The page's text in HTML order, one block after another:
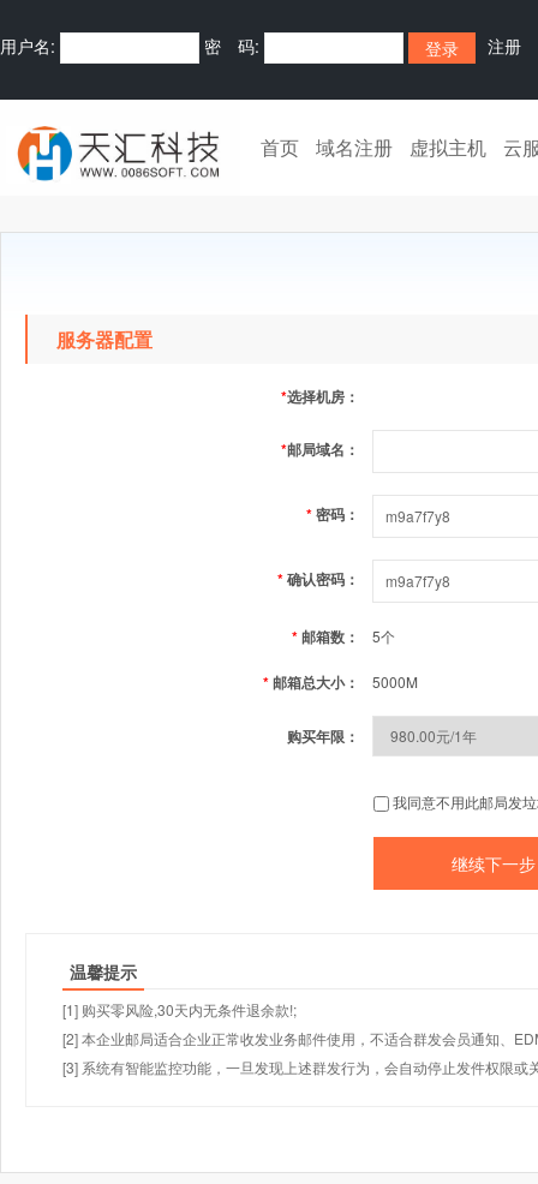
用户名: 密 码: 注册
首页 域名注册 虚拟主机 云
服务器配置
*选择机房：
*邮局域名：
*密码：
*确认密码：
*邮箱数： 5个
*邮箱总大小： 5000M
购买年限：
我同意不用此邮局发
温馨提示
[1] 购买零风险,30天内无条件退余款!;
[2] 本企业邮局适合企业正常收发业务邮件使用，不适合群发会员通知、
[3] 系统有智能监控功能，一旦发现上述群发行为，会自动停止发件权限或